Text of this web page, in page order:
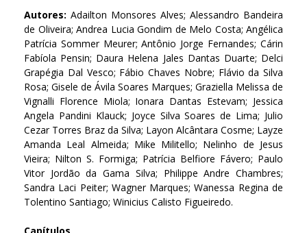
Autores: Adailton Monsores Alves; Alessandro Bandeira
de Oliveira; Andrea Lucia Gondim de Melo Costa; Angélica
Patrícia Sommer Meurer; Antônio Jorge Fernandes; Cárin
Fabíola Pensin; Daura Helena Jales Dantas Duarte; Delci
Grapégia Dal Vesco; Fábio Chaves Nobre; Flávio da Silva
Rosa; Gisele de Ávila Soares Marques; Graziella Melissa de
Vignalli Florence Miola; Ionara Dantas Estevam; Jessica
Angela Pandini Klauck; Joyce Silva Soares de Lima; Julio
Cezar Torres Braz da Silva; Layon Alcântara Cosme; Layze
Amanda Leal Almeida; Mike Militello; Nelinho de Jesus
Vieira; Nilton S. Formiga; Patrícia Belfiore Fávero; Paulo
Vitor Jordão da Gama Silva; Philippe Andre Chambres;
Sandra Laci Peiter; Wagner Marques; Wanessa Regina de
Tolentino Santiago; Winicius Calisto Figueiredo.
Capítulos